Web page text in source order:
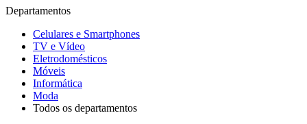
Departamentos
Celulares e Smartphones
TV e Vídeo
Eletrodomésticos
Móveis
Informática
Moda
Todos os departamentos